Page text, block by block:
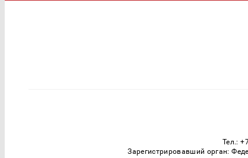
Тел.:
Зарегистрировавший орган: